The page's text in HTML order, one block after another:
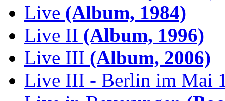
Live (Album, 1984)
Live II (Album, 1996)
Live III (Album, 2006)
Live III - Berlin im Mai